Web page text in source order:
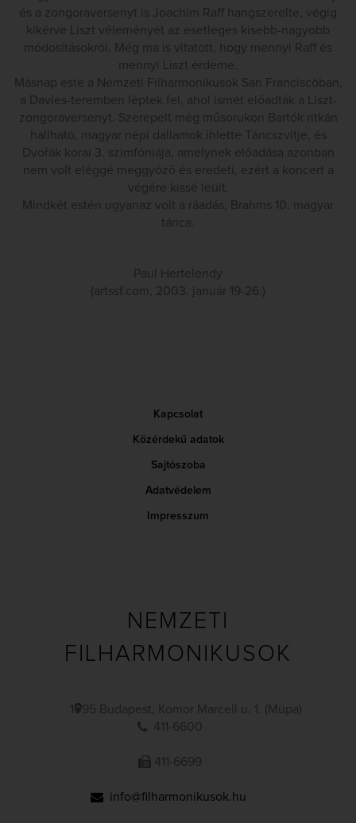
és a zongoraversenyt is Joachim Raff hangszerelte, végig
kikérve Liszt véleményét az esetleges kisebb-nagyobb
módosításokról. Még ma is vitatott, hogy mennyi Raff és
mennyi Liszt érdeme.
Másnap este a Nemzeti Filharmonikusok San Franciscóban,
a Davies-teremben léptek fel, ahol ismét előadták a Liszt-
zongoraversenyt. Szerepelt még műsorukon Bartók ritkán
hallható, magyar népi dallamok ihlette Táncszvitje, és
Dvořák korai 3. szimfóniája, amelynek előadása azonban
nem volt eléggé meggyőző és eredeti, ezért a koncert a
végére kissé leült.
Mindkét estén ugyanaz volt a ráadás, Brahms 10. magyar
tánca.
Paul Hertelendy
(artssf.com, 2003. január 19-26.)
Kapcsolat
Közérdekű adatok
Sajtószoba
Adatvédelem
Impresszum
NEMZETI
FILHARMONIKUSOK
1095 Budapest, Komor Marcell u. 1. (Müpa)
411-6600
411-6699
info@filharmonikusok.hu